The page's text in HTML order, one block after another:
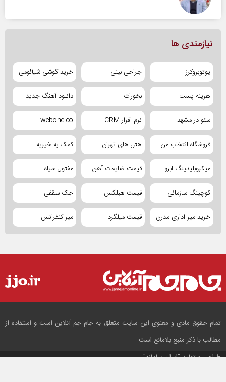
نیازمندی ها
یوتوبروکرز جراحی بینی خرید گوشی شیائومی
هزینه پست بخورات دانلود آهنگ جدید
سئو در مشهد نرم افزار CRM webone.co
فروشگاه انتخاب من هتل های تهران کمک به خیریه
میکروبلیدینگ ابرو قیمت ضایعات آهن مفتول سیاه
کوچینگ سازمانی قیمت هبلکس جک سقفی
خرید میز اداری مدرن قیمت میلگرد میز کنفرانس
تمام حقوق مادی و معنوی این سایت متعلق به جام جم آنلاین است و استفاده از
مطالب با ذکر منبع بلامانع است.
طراحی و تولید"ایران سامانه"